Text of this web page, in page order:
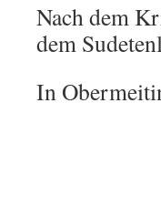
Nach dem
dem
In